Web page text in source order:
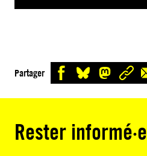
Partager
Rester informé·e